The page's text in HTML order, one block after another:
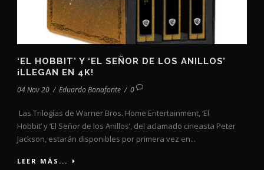
‘EL HOBBIT’ Y ‘EL SEÑOR DE LOS ANILLOS’
¡LLEGAN EN 4K!
04 Nov 20 / Eduardo Bonafonte / 0
Las Trilogías de Warner Bros. Home Entertainment, ‘El
Hobbit’ y ‘El Señor de los Anillos’, del aclamado cineasta Peter
Jackson, estarán disponibles por primera vez en...
LEER MÁS...